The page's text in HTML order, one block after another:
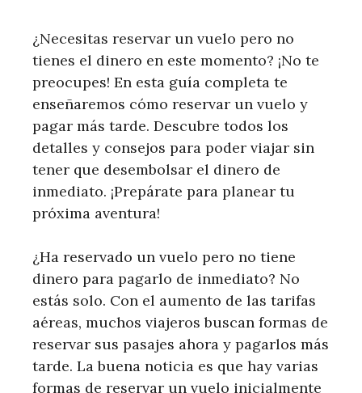
¿Necesitas reservar un vuelo pero no
tienes el dinero en este momento? ¡No te
preocupes! En esta guía completa te
enseñaremos cómo reservar un vuelo y
pagar más tarde. Descubre todos los
detalles y consejos para poder viajar sin
tener que desembolsar el dinero de
inmediato. ¡Prepárate para planear tu
próxima aventura!
¿Ha reservado un vuelo pero no tiene
dinero para pagarlo de inmediato? No
estás solo. Con el aumento de las tarifas
aéreas, muchos viajeros buscan formas de
reservar sus pasajes ahora y pagarlos más
tarde. La buena noticia es que hay varias
formas de reservar un vuelo inicialmente